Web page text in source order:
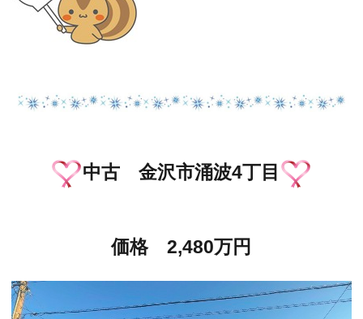
中古 金沢市涌波4丁目
価格 2,480万円